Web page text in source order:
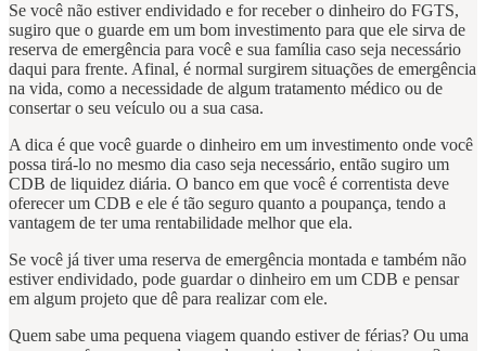
Se você não estiver endividado e for receber o dinheiro do FGTS,
sugiro que o guarde em um bom investimento para que ele sirva de
reserva de emergência para você e sua família caso seja necessário
daqui para frente. Afinal, é normal surgirem situações de emergência
na vida, como a necessidade de algum tratamento médico ou de
consertar o seu veículo ou a sua casa.
A dica é que você guarde o dinheiro em um investimento onde você
possa tirá-lo no mesmo dia caso seja necessário, então sugiro um
CDB de liquidez diária. O banco em que você é correntista deve
oferecer um CDB e ele é tão seguro quanto a poupança, tendo a
vantagem de ter uma rentabilidade melhor que ela.
Se você já tiver uma reserva de emergência montada e também não
estiver endividado, pode guardar o dinheiro em um CDB e pensar
em algum projeto que dê para realizar com ele.
Quem sabe uma pequena viagem quando estiver de férias? Ou uma